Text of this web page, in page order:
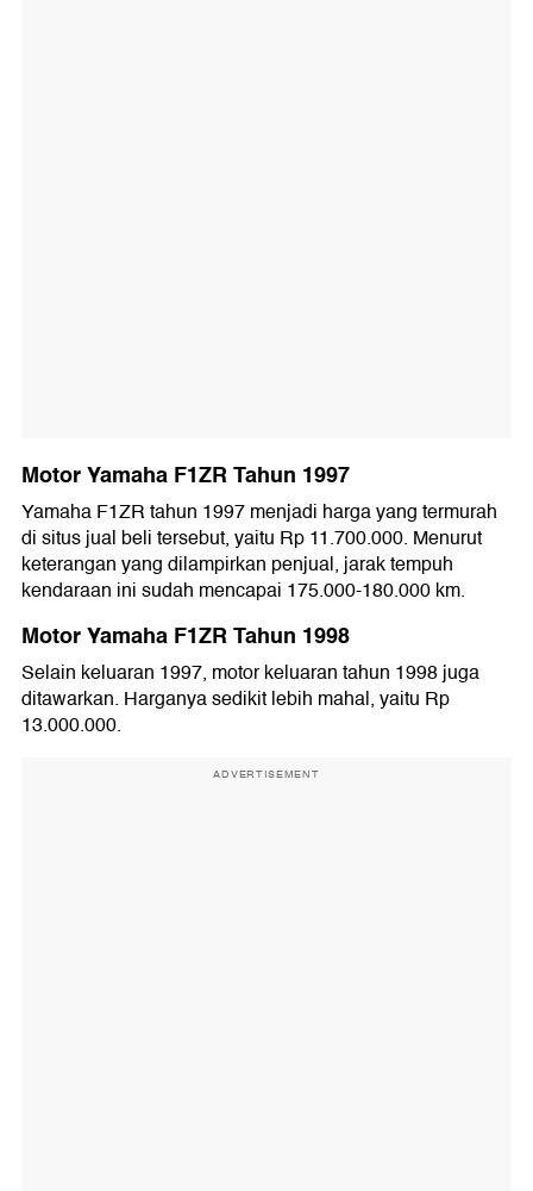
Motor Yamaha F1ZR Tahun 1997
Yamaha F1ZR tahun 1997 menjadi harga yang termurah
di situs jual beli tersebut, yaitu Rp 11.700.000. Menurut
keterangan yang dilampirkan penjual, jarak tempuh
kendaraan ini sudah mencapai 175.000-180.000 km.
Motor Yamaha F1ZR Tahun 1998
Selain keluaran 1997, motor keluaran tahun 1998 juga
ditawarkan. Harganya sedikit lebih mahal, yaitu Rp
13.000.000.
ADVERTISEMENT